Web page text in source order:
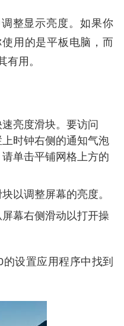
整显示亮度。如果你
用的是平板电脑，而
有用。
亮度滑块。要访问
时钟右侧的通知气泡
单击平铺网格上方的
以调整屏幕的亮度。
幕右侧滑动以打开操
设置应用程序中找到